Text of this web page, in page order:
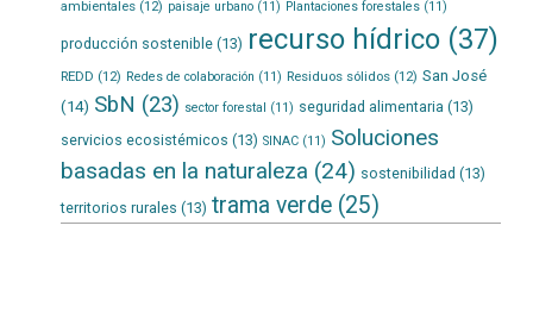
ambientales(12) paisaje urbano(11) Plantaciones forestales(11)
producción sostenible(13) recurso hídrico(37)
REDD (12) Redes de colaboración (11) Residuos sólidos(12) San José
(14) SbN (23) sector forestal (11) seguridad alimentaria (13)
servicios ecosistémicos (13) SINAC(11) Soluciones
basadas en la naturaleza (24) sostenibilidad (13)
territorios rurales (13) trama verde(25)